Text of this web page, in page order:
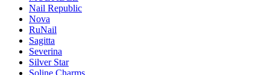
Nail Republic
Nova
RuNail
Sagitta
Severina
Silver Star
Soline Charms